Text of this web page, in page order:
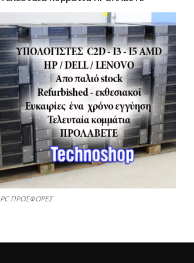
PC ΠΡΟΣΦΟΡΕΣ